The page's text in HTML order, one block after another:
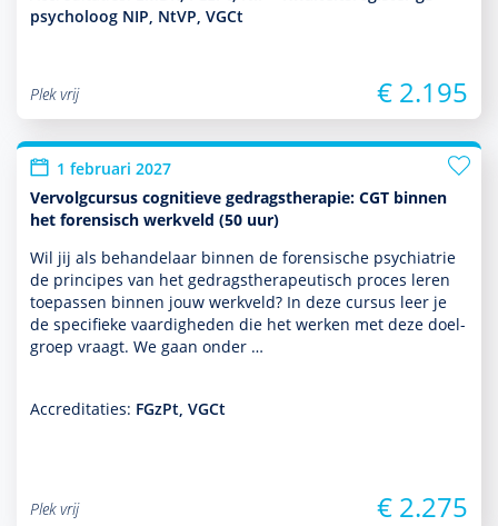
psycholoog NIP, NtVP, VGCt
Plek vrij € 2.195
1 februari 2027
Vervolgcursus cognitieve gedragstherapie: CGT binnen
het forensisch werkveld (50 uur)
Wil jij als behan­delaar binnen de foren­sische psychia­trie
de principes van het gedrags­thera­peu­tisch proces leren
toe­pas­sen binnen jouw werkveld? In deze cursus leer je
de speci­fieke vaar­dig­heden die het werken met deze doel­
groep vraagt. We gaan onder …
Accreditaties: FGzPt, VGCt
Plek vrij € 2.275